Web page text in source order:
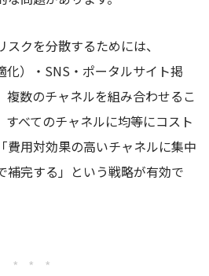
クを分散するためには、
化）・SNS・ポータルサイト掲
複数のチャネルを組み合わせるこ
すべてのチャネルに均等にコスト
費用対効果の高いチャネルに集中
補完する」という戦略が有効で
* * *